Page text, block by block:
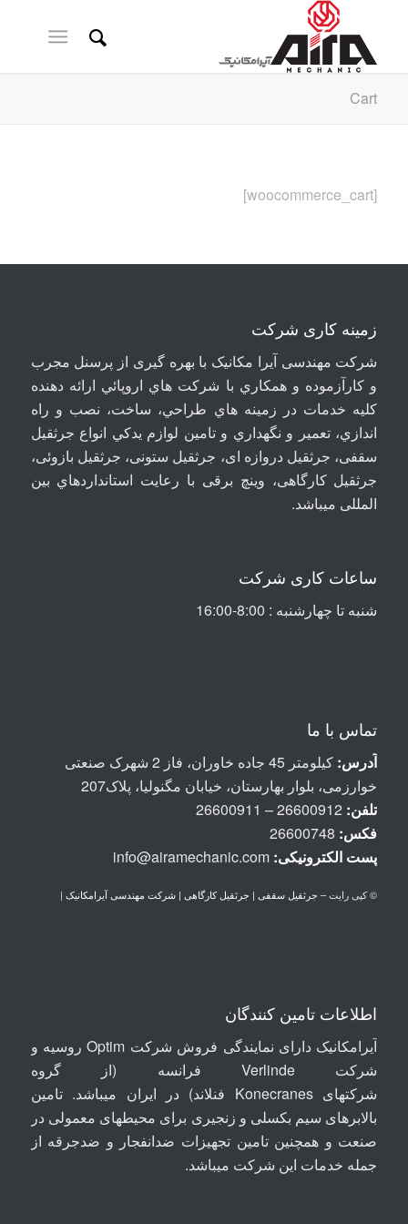
Cart
[woocommerce_cart]
زمینه کاری شرکت
شرکت مهندسی آيرا مکانيک با بهره گیری از پرسنل مجرب
و کارآزموده و همکاري با شرکت هاي اروپائي ارائه دهنده
کلیه خدمات در زمينه هاي طراحي، ساخت، نصب و راه
اندازي، تعمير و نگهداري و تامين لوازم يدکي انواع جرثقيل
سقفی، جرثقيل دروازه ای، جرثقيل ستونی، جرثقيل بازوئی،
جرثقیل کارگاهی، وینچ برقی با رعايت استانداردهاي بين
المللی ميباشد.
ساعات کاری شرکت
شنبه تا چهارشنبه : 8:00-16:00
تماس با ما
آدرس:
کیلومتر 45 جاده خاوران، فاز 2 شهرک صنعتی
خوارزمی، بلوار بهارستان، خیابان مگنولیا، پلاک207
تلفن:
فکس:
پست الكترونيكی:
© کپی رایت – جرثقیل سقفی | جرثقیل کارگاهی | شرکت مهندسی آیرامکانیک|
اطلاعات تامین کنندگان
آیرامکانیک دارای نمایندگی فروش شرکت Optim روسیه
و
شرکتVerlinde فرانسه (از گروه
شرکتهایKonecranes فنلاند) در ایران میباشد. تامین
بالابرهای سیم بکسلی و زنجیری برای محیطهای معمولی در
صنعت و همچنین تامین تجهیزات ضدانفجار و ضدجرقه از
جمله خدمات این شرکت میباشد.